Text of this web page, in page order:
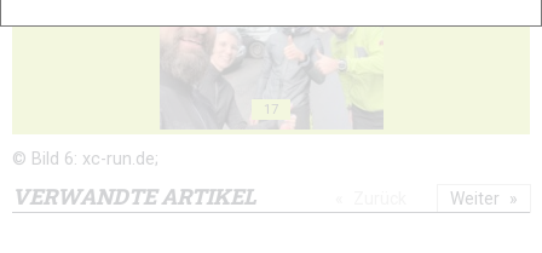
17
© Bild 6: xc-run.de;
VERWANDTE ARTIKEL Weiter